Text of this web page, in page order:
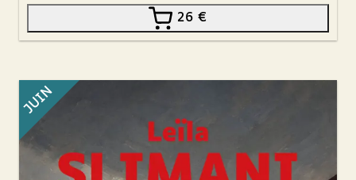
26€
JUIN